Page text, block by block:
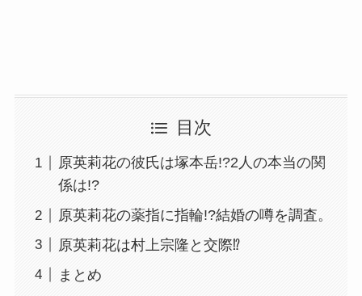
目次
原英莉花の彼氏は塚本岳!?2人の本当の関
係は!?
原英莉花の薬指に指輪!?結婚の噂を調査。
原英莉花は村上宗隆と交際⁉︎
まとめ